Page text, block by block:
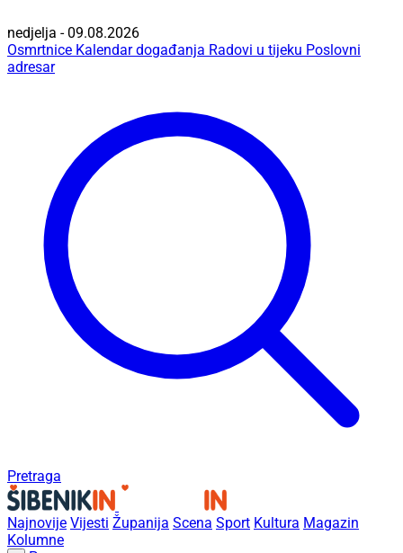
nedjelja - 09.08.2026
Osmrtnice Kalendar događanja Radovi u tijeku Poslovni
adresar
Pretraga
Najnovije Vijesti Županija Scena Sport Kultura Magazin
Kolumne